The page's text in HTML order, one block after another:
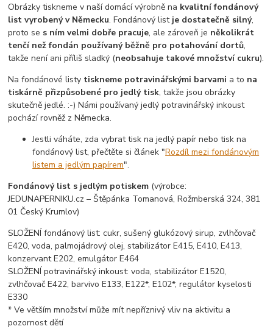
Obrázky tiskneme v naší domácí výrobně na kvalitní fondánový
list vyrobený v Německu. Fondánový list je dostatečně silný,
proto se s ním velmi dobře pracuje, ale zároveň je několikrát
tenčí než fondán používaný běžně pro potahování dortů,
takže není ani příliš sladký (neobsahuje takové množství cukru).
Na fondánové listy tiskneme potravinářskými barvami a to na
tiskárně přizpůsobené pro jedlý tisk, takže jsou obrázky
skutečně jedlé. :-) Námi používaný jedlý potravinářský inkoust
pochází rovněž z Německa.
Jestli váháte, zda vybrat tisk na jedlý papír nebo tisk na
fondánový list, přečtěte si článek "Rozdíl mezi fondánovým
listem a jedlým papírem".
Fondánový list s jedlým potiskem (výrobce:
JEDUNAPERNIKU.cz – Štěpánka Tomanová, Rožmberská 324, 381
01 Český Krumlov)
SLOŽENÍ fondánový list: cukr, sušený glukózový sirup, zvlhčovač
E420, voda, palmojádrový olej, stabilizátor E415, E410, E413,
konzervant E202, emulgátor E464
SLOŽENÍ potravinářský inkoust: voda, stabilizátor E1520,
zvlhčovač E422, barvivo E133, E122*, E102*, regulátor kyselosti
E330
* Ve větším množství může mít nepříznivý vliv na aktivitu a
pozornost dětí